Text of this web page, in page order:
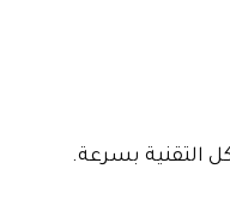
التقنية بسرعة.